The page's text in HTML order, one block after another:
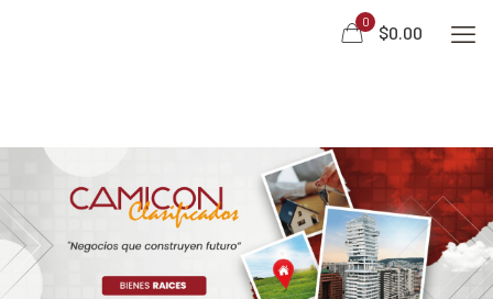
0
$0.00